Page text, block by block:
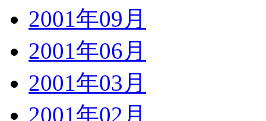
2001年09月
2001年06月
2001年03月
2001年02月